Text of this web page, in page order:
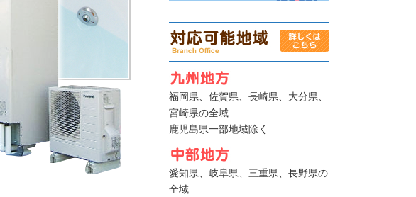
福岡県、佐賀県、長崎県、大分県、
宮崎県の全域
鹿児島県一部地域除く
愛知県、岐阜県、三重県、長野県の
全域